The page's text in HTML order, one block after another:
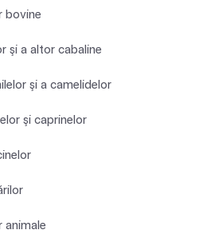
bovine
şi a altor cabaline
şi a camelidelor
şi caprinelor